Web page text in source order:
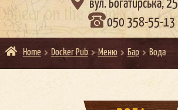
вул. Богатирська, 25
050 358-55-13
Home Docker Pub Меню Бар Вода